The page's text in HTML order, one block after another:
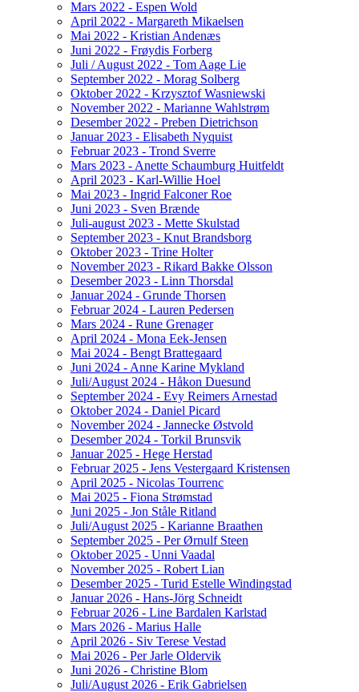
Mars 2022 - Espen Wold
April 2022 - Margareth Mikaelsen
Mai 2022 - Kristian Andenæs
Juni 2022 - Frøydis Forberg
Juli / August 2022 - Tom Aage Lie
September 2022 - Morag Solberg
Oktober 2022 - Krzysztof Wasniewski
November 2022 - Marianne Wahlstrøm
Desember 2022 - Preben Dietrichson
Januar 2023 - Elisabeth Nyquist
Februar 2023 - Trond Sverre
Mars 2023 - Anette Schaumburg Huitfeldt
April 2023 - Karl-Willie Hoel
Mai 2023 - Ingrid Falconer Roe
Juni 2023 - Sven Brænde
Juli-august 2023 - Mette Skulstad
September 2023 - Knut Brandsborg
Oktober 2023 - Trine Holter
November 2023 - Rikard Bakke Olsson
Desember 2023 - Linn Thorsdal
Januar 2024 - Grunde Thorsen
Februar 2024 - Lauren Pedersen
Mars 2024 - Rune Grenager
April 2024 - Mona Eek-Jensen
Mai 2024 - Bengt Brattegaard
Juni 2024 - Anne Karine Mykland
Juli/August 2024 - Håkon Duesund
September 2024 - Evy Reimers Arnestad
Oktober 2024 - Daniel Picard
November 2024 - Jannecke Østvold
Desember 2024 - Torkil Brunsvik
Januar 2025 - Hege Herstad
Februar 2025 - Jens Vestergaard Kristensen
April 2025 - Nicolas Tourrenc
Mai 2025 - Fiona Strømstad
Juni 2025 - Jon Ståle Ritland
Juli/August 2025 - Karianne Braathen
September 2025 - Per Ørnulf Steen
Oktober 2025 - Unni Vaadal
November 2025 - Robert Lian
Desember 2025 - Turid Estelle Windingstad
Januar 2026 - Hans-Jörg Schneidt
Februar 2026 - Line Bardalen Karlstad
Mars 2026 - Marius Halle
April 2026 - Siv Terese Vestad
Mai 2026 - Per Jarle Oldervik
Juni 2026 - Christine Blom
Juli/August 2026 - Erik Gabrielsen